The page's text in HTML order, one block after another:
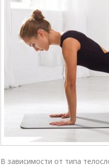
В зависимости от типа